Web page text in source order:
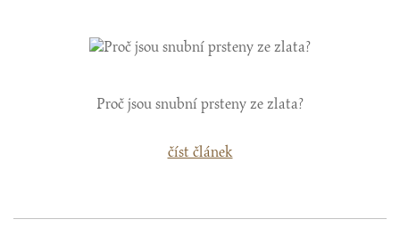
Proč jsou snubní prsteny ze zlata?
číst článek